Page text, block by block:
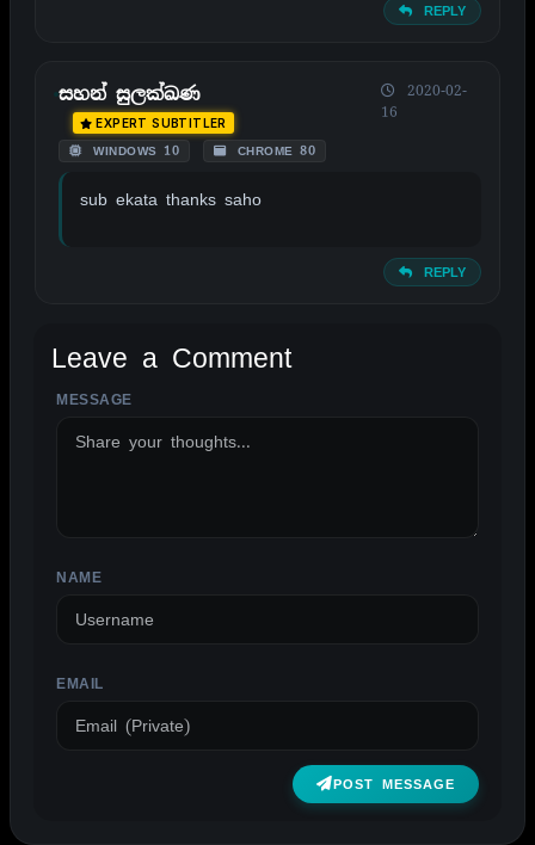
REPLY
සහන් සුලක්ඛණ
EXPERT SUBTITLER
WINDOWS 10 CHROME 80
2020-02-
16
sub ekata thanks saho
REPLY
Leave a Comment
MESSAGE
NAME
EMAIL
POST MESSAGE
ALTERNATIVE: